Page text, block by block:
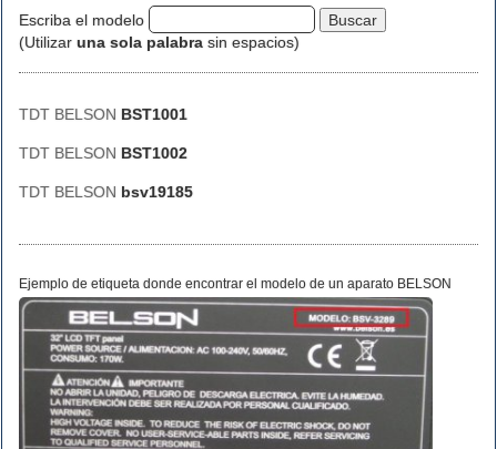
Escriba el modelo
(Utilizar una sola palabra sin espacios)
TDT BELSON BST1001
TDT BELSON BST1002
TDT BELSON bsv19185
Ejemplo de etiqueta donde encontrar el modelo de un aparato BELSON